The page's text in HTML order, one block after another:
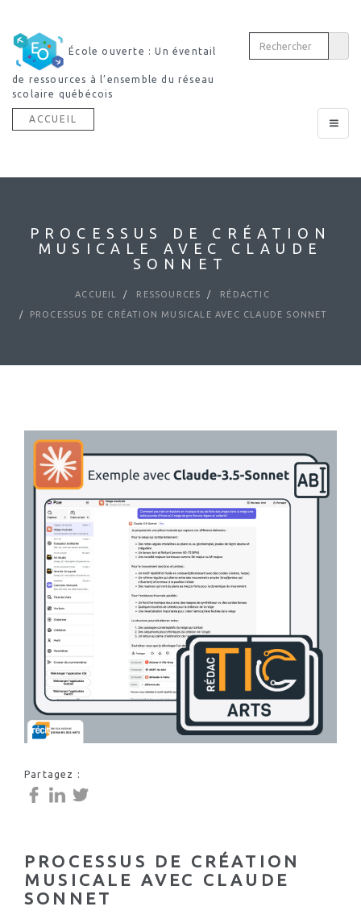
École ouverte : Un éventail
de ressources à l’ensemble du réseau
scolaire québécois
Toggle
ACCUEIL
PROCESSUS DE CRÉATION
MUSICALE AVEC CLAUDE
SONNET
ACCUEIL RESSOURCES RÉDACTIC
PROCESSUS DE CRÉATION MUSICALE AVEC CLAUDE SONNET
Partagez :
PROCESSUS DE CRÉATION
MUSICALE AVEC CLAUDE
SONNET